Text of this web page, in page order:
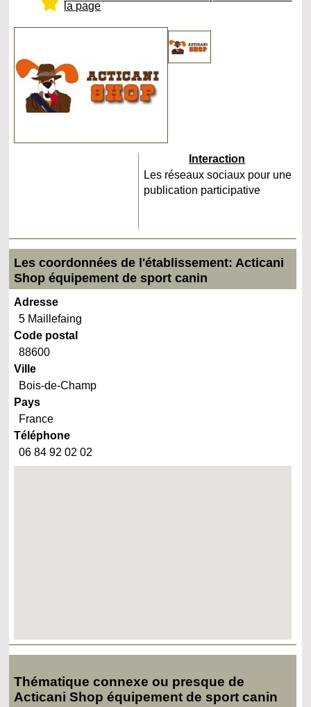
la page
Interaction
Les réseaux sociaux pour une
publication participative
Les coordonnées de l'établissement: Acticani
Shop équipement de sport canin
Adresse
5 Maillefaing
Code postal
88600
Ville
Bois-de-Champ
Pays
France
Téléphone
06 84 92 02 02
Thématique connexe ou presque de
Acticani Shop équipement de sport canin